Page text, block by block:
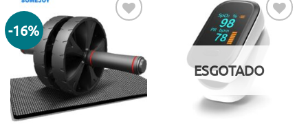
-16%
Adicionar
aos meus
desejos
Adicionar
aos meus
ESGOTADO